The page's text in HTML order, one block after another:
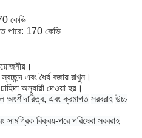
কেভি
পারে: 170 কেভি
।
এবং ধৈর্য বজায় রাখুন।
অনুযায়ী দেওয়া হয়।
অংশীদারিত্ব, এবং ক্রমাগত সরবরাহ উচ্চ
বিক্রয়-পরে পরিষেবা সরবরাহ